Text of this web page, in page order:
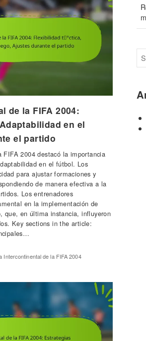
de la FIFA 2004:
en el
el partido
2004 destacó la importancia
en el fútbol. Los
para ajustar formaciones y
de manera efectiva a la
Los entrenadores
en la implementación de
que, en última instancia, influyeron
Key sections in the article:
Intercontinental de la FIFA 2004